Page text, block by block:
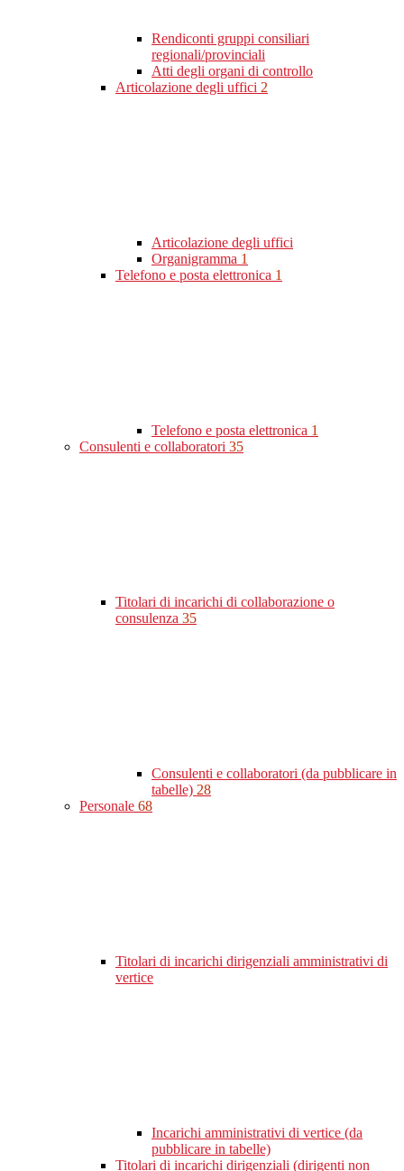
Rendiconti gruppi consiliari
regionali/provinciali
Atti degli organi di controllo
Articolazione degli uffici 2
Articolazione degli uffici
Organigramma 1
Telefono e posta elettronica 1
Telefono e posta elettronica 1
Consulenti e collaboratori 35
Titolari di incarichi di collaborazione o
consulenza 35
Consulenti e collaboratori (da pubblicare in
tabelle) 28
Personale 68
Titolari di incarichi dirigenziali amministrativi di
vertice
Incarichi amministrativi di vertice (da
pubblicare in tabelle)
Titolari di incarichi dirigenziali (dirigenti non